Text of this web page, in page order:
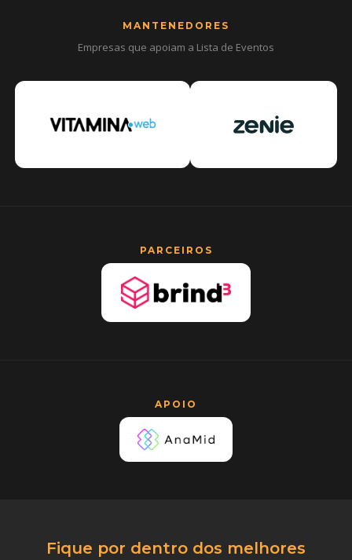
MANTENEDORES
Empresas que apoiam a Lista de Eventos
PARCEIROS
APOIO
Fique por dentro dos melhores